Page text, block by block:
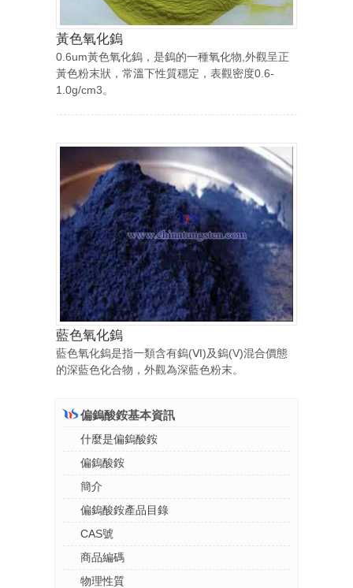
黃色氧化鎢
0.6um黃色氧化鎢，是鎢的一種氧化物,外觀呈正
黃色粉末狀，常溫下性質穩定，表觀密度0.6-
1.0g/cm3。
藍色氧化鎢
藍色氧化鎢是指一類含有鎢(Ⅵ)及鎢(V)混合價態
的深藍色化合物，外觀為深藍色粉末。
偏鎢酸銨基本資訊
什麼是偏鎢酸銨
偏鎢酸銨
簡介
偏鎢酸銨產品目錄
CAS號
商品編碼
物理性質